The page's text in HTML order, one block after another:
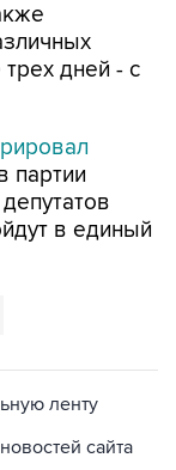
дней - с
партии
в единый
ленту
сайта